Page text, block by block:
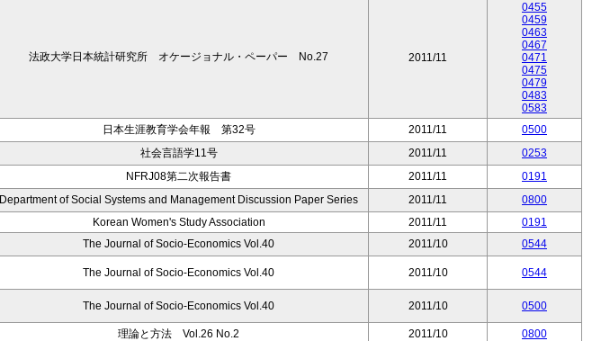
法政大学日本統計研究所 オケージョナル・ペーパー No.27 2011/11
0455
0459
0463
0467
0471
0475
0479
0483
0583
日本生涯教育学会年報 第32号 2011/11
0500
社会言語学11号 2011/11
0253
NFRJ08第二次報告書 2011/11
0191
Department of Social Systems and Management Discussion Paper Series 2011/11
0800
Korean Women's Study Association 2011/11
0191
The Journal of Socio-Economics Vol.40 2011/10
0544
The Journal of Socio-Economics Vol.40 2011/10 0544
The Journal of Socio-Economics Vol.40 2011/10 0500
理論と方法 Vol.26 No.2 2011/10
0800